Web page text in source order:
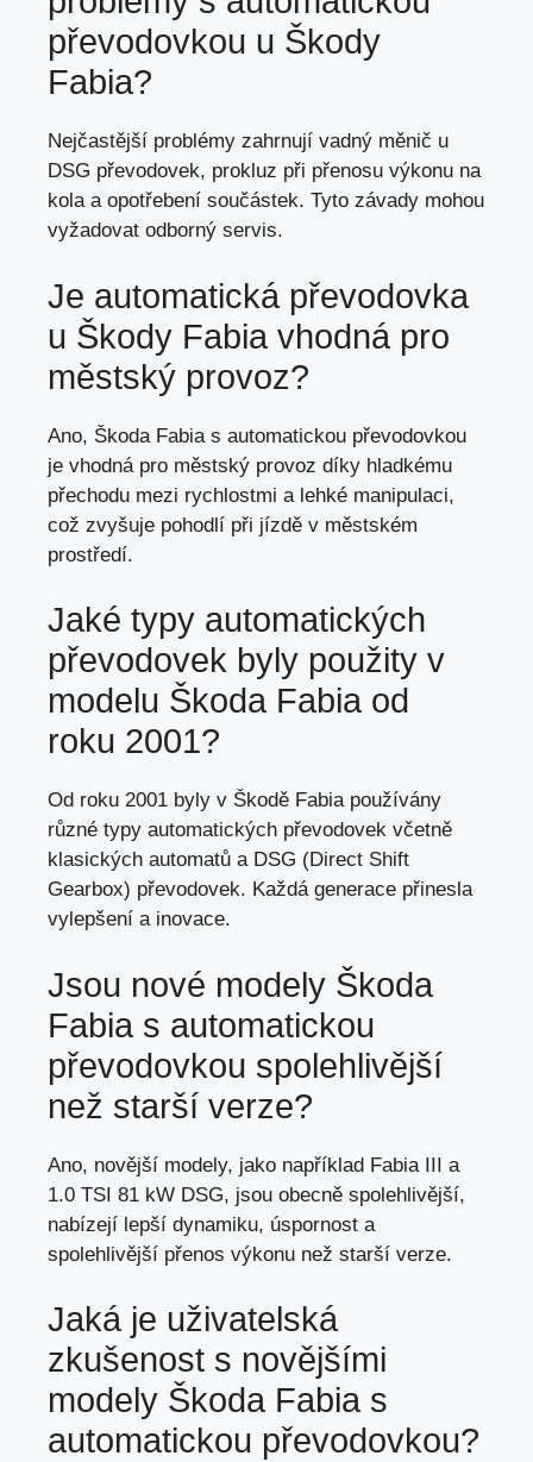
převodovkou u Škody
Fabia?
Nejčastější problémy zahrnují vadný měnič u
DSG převodovek, prokluz při přenosu výkonu na
kola a opotřebení součástek. Tyto závady mohou
vyžadovat odborný servis.
Je automatická převodovka
u Škody Fabia vhodná pro
městský provoz?
Ano, Škoda Fabia s automatickou převodovkou
je vhodná pro městský provoz díky hladkému
přechodu mezi rychlostmi a lehké manipulaci,
což zvyšuje pohodlí při jízdě v městském
prostředí.
Jaké typy automatických
převodovek byly použity v
modelu Škoda Fabia od
roku 2001?
Od roku 2001 byly v Škodě Fabia používány
různé typy automatických převodovek včetně
klasických automatů a DSG (Direct Shift
Gearbox) převodovek. Každá generace přinesla
vylepšení a inovace.
Jsou nové modely Škoda
Fabia s automatickou
převodovkou spolehlivější
než starší verze?
Ano, novější modely, jako například Fabia III a
1.0 TSI 81 kW DSG, jsou obecně spolehlivější,
nabízejí lepší dynamiku, úspornost a
spolehlivější přenos výkonu než starší verze.
Jaká je uživatelská
zkušenost s novějšími
modely Škoda Fabia s
automatickou převodovkou?